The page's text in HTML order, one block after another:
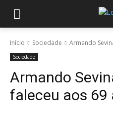
Início Sociedade Armando
Sociedade
Armando
faleceu aos 69